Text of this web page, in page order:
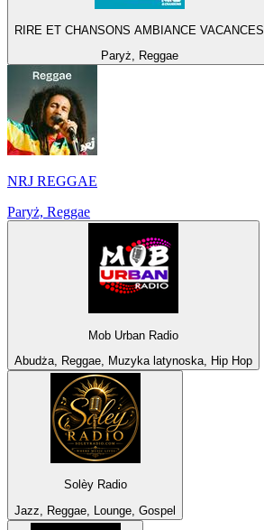
RIRE ET CHANSONS AMBIANCE VACANCES
Paryż, Reggae
NRJ REGGAE
Paryż, Reggae
Mob Urban Radio
Abudża, Reggae, Muzyka latynoska, Hip Hop
Solèy Radio
Jazz, Reggae, Lounge, Gospel